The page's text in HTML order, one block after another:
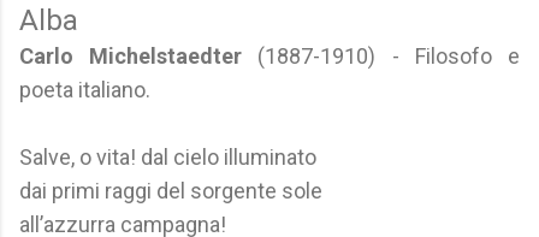
Alba
Carlo Michelstaedter (1887-1910) - Filosofo e
poeta italiano.
Salve, o vita! dal cielo illuminato
dai primi raggi del sorgente sole
all’azzurra campagna!